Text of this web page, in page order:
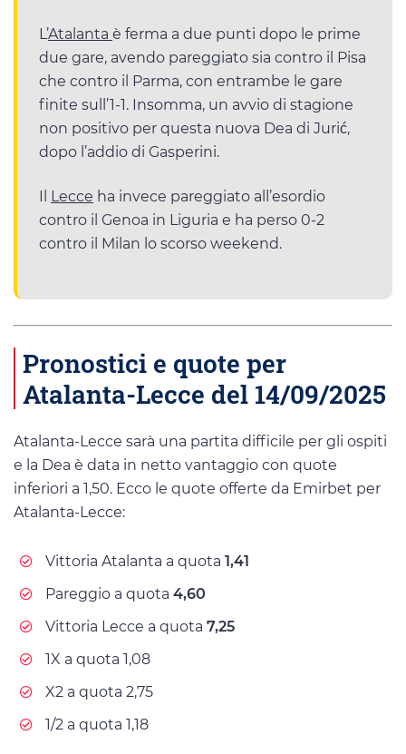
L’Atalanta è ferma a due punti dopo le prime
due gare, avendo pareggiato sia contro il Pisa
che contro il Parma, con entrambe le gare
finite sull’1-1. Insomma, un avvio di stagione
non positivo per questa nuova Dea di Jurić,
dopo l’addio di Gasperini.
Lecce ha invece pareggiato all’esordio
contro il Genoa in Liguria e ha perso 0-2
contro il Milan lo scorso weekend.
Pronostici e quote per
Atalanta-Lecce del 14/09/2025
Atalanta-Lecce sarà una partita difficile per gli ospiti
e la Dea è data in netto vantaggio con quote
inferiori a 1,50. Ecco le quote offerte da Emirbet per
Atalanta-Lecce:
Vittoria Atalanta a quota 1,41
Pareggio a quota 4,60
Vittoria Lecce a quota 7,25
1X a quota 1,08
X2 a quota 2,75
1/2 a quota 1,18